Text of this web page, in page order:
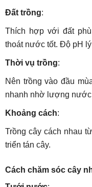
Đất trồng:
Thích hợp với đất
thoát nước tốt. Độ pH
Thời vụ trồng:
Nên trồng vào đầu
nhanh nhờ lượng
Khoảng cách:
Trồng cây cách nhau
triển tán cây.
Cách chăm sóc cây